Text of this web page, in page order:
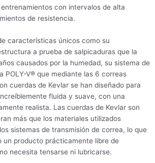
con intervalos de alta
de resistencia.
características únicos como su
a prueba de salpicaduras que la
causados por la humedad, su sistema de
POLY-V® que mediante las 6 correas
cuerdas de Kevlar se han diseñado para
fluida y suave, con una
realista. Las cuerdas de Kevlar son
más que los materiales utilizados
sistemas de transmisión de correa, lo que
un producto prácticamente libre de
necesita tensarse ni lubricarse.